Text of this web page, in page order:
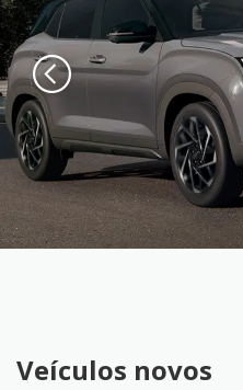
Veículos novos